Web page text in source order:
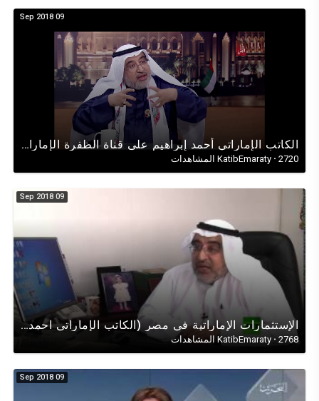
09 Sep 2018
الكاتب الإماراتي أحمد إبراهيم على قناة الظفرة الإماراتية بمناسبة يوم العَلَم الإماراتي (3نوفمبر2017)
KatibEmaraty · 2720 المشاهدات
09 Sep 2018
اﻹستثمارات اﻹماراتية في مصر (الكاتب الإماراتي احمد ابراهيم) في حوار تلفزيوني على قناة روسيا اليوم
KatibEmaraty · 2768 المشاهدات
09 Sep 2018